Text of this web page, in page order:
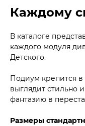
Каждому
В каталоге
каждого модуля
Детского.
Подиум крепится
выглядит стильно
фантазию в
Размеры